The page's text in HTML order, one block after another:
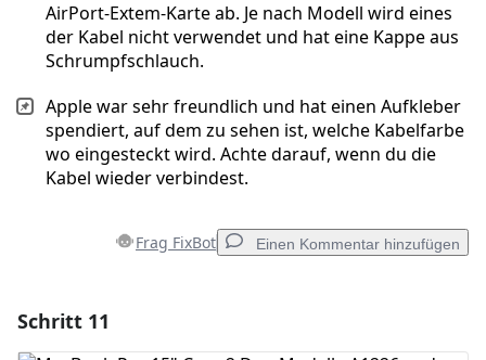
AirPort-Extem-Karte ab. Je nach Modell wird eines
der Kabel nicht verwendet und hat eine Kappe aus
Schrumpfschlauch.
Apple war sehr freundlich und hat einen Aufkleber
spendiert, auf dem zu sehen ist, welche Kabelfarbe
wo eingesteckt wird. Achte darauf, wenn du die
Kabel wieder verbindest.
Frag FixBot Einen Kommentar hinzufügen
Schritt 11